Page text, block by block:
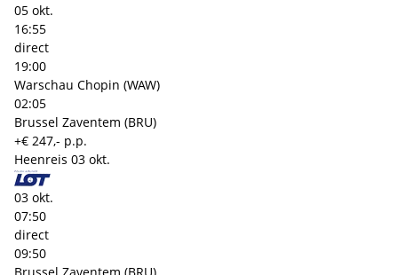
05 okt.
16:55
direct
19:00
Warschau Chopin (WAW)
02:05
Brussel Zaventem (BRU)
+€ 247,- p.p.
Heenreis 03 okt.
03 okt.
07:50
direct
09:50